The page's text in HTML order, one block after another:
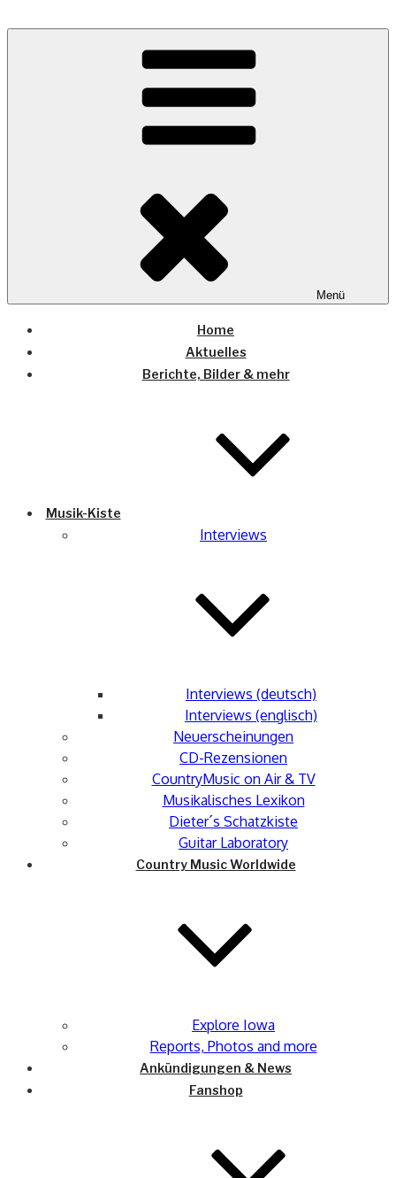
COUNTRYHOME
Wo die (Country-) Musik Zuhause ist
Menü
Home
Aktuelles
Berichte, Bilder & mehr
Musik-Kiste
Interviews
Interviews (deutsch)
Interviews (englisch)
Neuerscheinungen
CD-Rezensionen
CountryMusic on Air & TV
Musikalisches Lexikon
Dieter´s Schatzkiste
Guitar Laboratory
Country Music Worldwide
Explore Iowa
Reports, Photos and more
Ankündigungen & News
Fanshop